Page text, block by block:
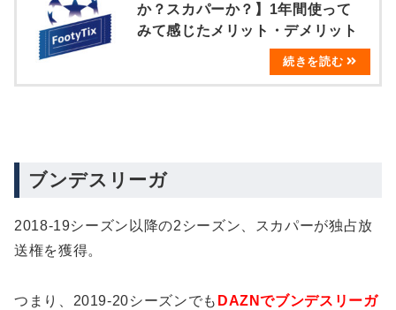
か？スカパーか？】1年間使って
みて感じたメリット・デメリット
ブンデスリーガ
2018-19シーズン以降の2シーズン、スカパーが独占放
送権を獲得。
つまり、2019-20シーズンでも DAZNでブンデスリーガ